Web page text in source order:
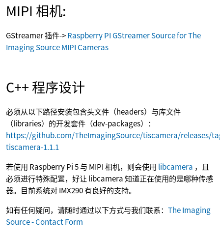
MIPI 相机:
GStreamer 插件->Raspberry PI GStreamer Source for The
Imaging Source MIPI Cameras
C++ 程序设计
必须从以下路径安装包含头文件（headers）与库文件
（libraries）的开发套件（dev-packages）：
https://github.com/TheImagingSource/tiscamera/releases/
tiscamera-1.1.1
若使用 Raspberry Pi 5 与 MIPI 相机，则会使用 libcamera ，且
必须进行特殊配置，好让 libcamera 知道正在使用的是哪种传感
器。目前系统对 IMX290 有良好的支持。
如有任何疑问，请随时通过以下方式与我们联系： The Imaging
Source - Contact Form